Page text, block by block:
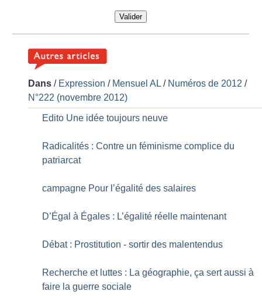
Valider
Dans / Expression / Mensuel AL / Numéros de 2012 /
N°222 (novembre 2012)
Edito Une idée toujours neuve
Radicalités : Contre un féminisme complice du
patriarcat
campagne Pour l’égalité des salaires
D’Égal à Égales : L’égalité réelle maintenant
Débat : Prostitution - sortir des malentendus
Recherche et luttes : La géographie, ça sert aussi à
faire la guerre sociale